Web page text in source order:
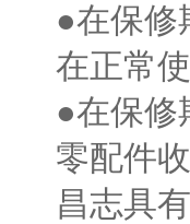
●在保修
在正常
●在保修
零配件
昌志具